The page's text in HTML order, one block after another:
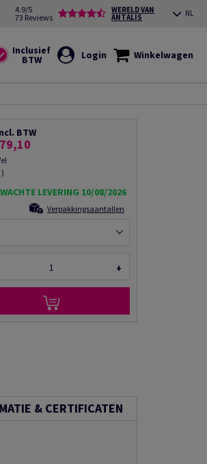
4.9/5
73 Reviews
WERELD VAN
ANTALIS NL
Login Winkelwagen
BTW
LEVERING 10/08/2026
Verpakkingsaantallen
+
& CERTIFICATEN